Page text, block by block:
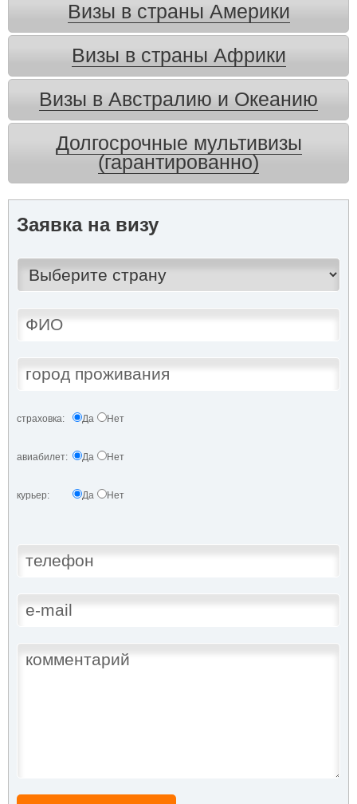
Визы в страны Америки
Визы в страны Африки
Визы в Австралию и Океанию
Долгосрочные мультивизы
(гарантированно)
Заявка на визу
страховка: Да Нет
авиабилет: Да Нет
курьер: Да Нет